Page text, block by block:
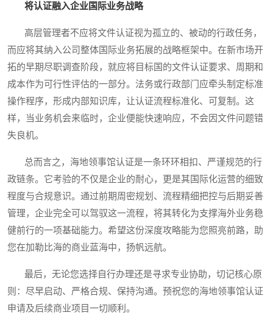
将认证融入企业国际业务战略
高层管理者不应将文件认证视为孤立的、被动的行政任务，
而应将其纳入公司整体国际业务拓展的战略框架中。在新市场开
拓的早期尽职调查阶段，就应将目标国的文件认证要求、周期和
成本作为可行性评估的一部分。法务或行政部门应牵头制定标准
操作程序，形成内部知识库，让认证流程标准化、可复制。这
样，当业务机会来临时，企业便能快速响应，不会因文件问题错
失良机。
总而言之，海地领事馆认证是一条环环相扣、严谨规范的行
政链条。它考验的不仅是企业的耐心，更是其国际化运营的细致
程度与合规意识。通过前期周密规划、流程精细把控与后期妥善
管理，企业完全可以驾驭这一流程，将其转化为支撑海外业务稳
健前行的一项基础能力。希望这份深度攻略能为您照亮前路，助
您在加勒比海的商业蓝海中，扬帆远航。
最后，无论您选择自行办理还是寻求专业协助，切记核心原
则：尽早启动、严格合规、保持沟通。预祝您的海地领事馆认证
申请及后续商业项目一切顺利。